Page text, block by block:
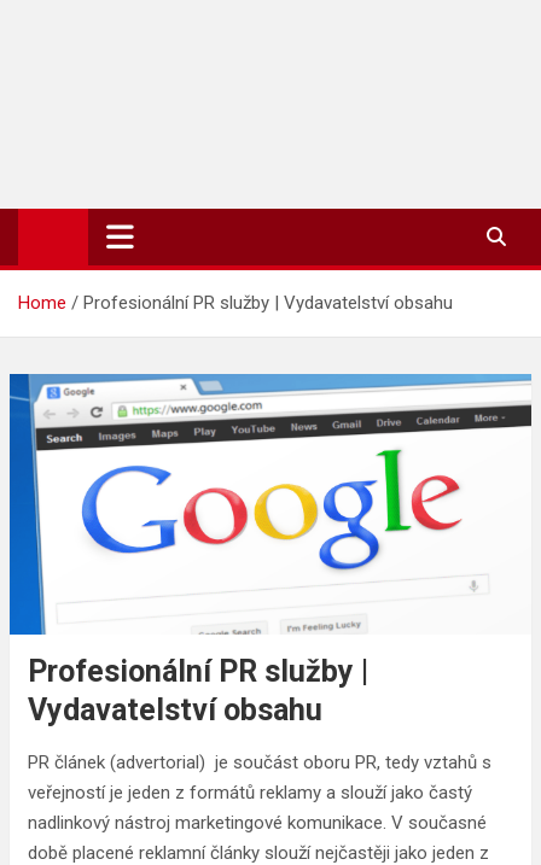
TIP-ZPRAVODAJ.CZ
On-line zpravodajství | Press
Home Profesionální PR služby | Vydavatelství obsahu
Profesionální PR služby |
Vydavatelství obsahu
PR článek (advertorial) je součást oboru PR, tedy vztahů s
veřejností je jeden z formátů reklamy a slouží jako častý
nadlinkový nástroj marketingové komunikace. V současné
době placené reklamní články slouží nejčastěji jako jeden z